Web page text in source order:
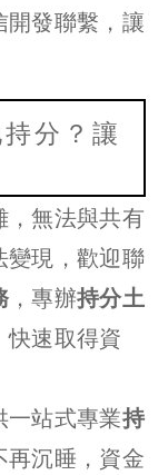
發聯繫，讓
分？讓
，無法與共有
變現，歡迎聯
，專辦持分土
快速取得資
站式專業持
再沉睡，資金